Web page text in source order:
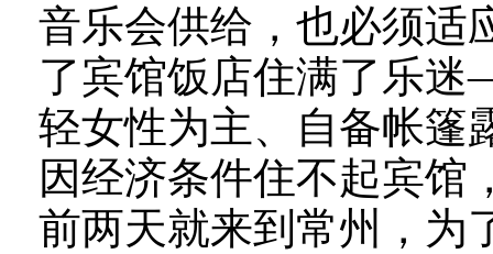
音乐会供给，也必须适
了宾馆饭店住满了乐
轻女性为主、自备帐篷
因经济条件住不起宾馆
前两天就来到常州，为